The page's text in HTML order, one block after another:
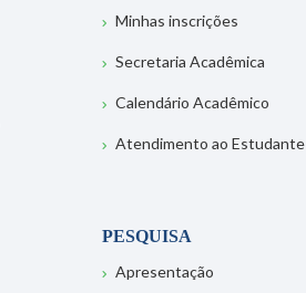
Minhas inscrições
Secretaria Acadêmica
Calendário Acadêmico
Atendimento ao Estudante
PESQUISA
Apresentação